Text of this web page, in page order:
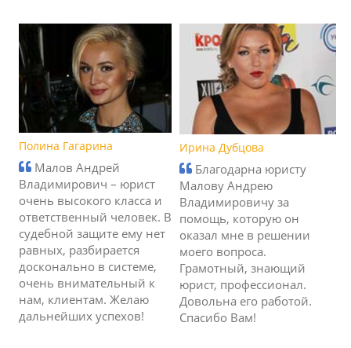
Полина Гагарина
Малов Андрей
Владимирович – юрист
очень высокого класса и
ответственный человек. В
судебной защите ему нет
равных, разбирается
досконально в системе,
очень внимательный к
нам, клиентам. Желаю
дальнейших успехов!
Ирина Дубцова
Благодарна юристу
Малову Андрею
Владимировичу за
помощь, которую он
оказал мне в решении
моего вопроса.
Грамотный, знающий
юрист, профессионал.
Довольна его работой.
Спасибо Вам!